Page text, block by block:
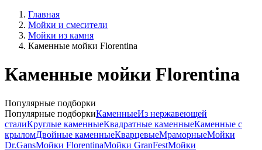
Главная
Мойки и смесители
Мойки из камня
Каменные мойки Florentina
Каменные мойки Florentina
Популярные подборки
Популярные подборкиКаменныеИз нержавеющей
сталиКруглые каменныеКвадратные каменныеКаменные с
крыломДвойные каменныеКварцевыеМраморныеМойки
Dr.GansМойки FlorentinaМойки GranFestМойки